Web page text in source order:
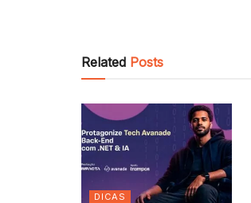
Related Posts
DICAS